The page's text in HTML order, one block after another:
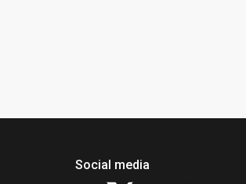
Social media